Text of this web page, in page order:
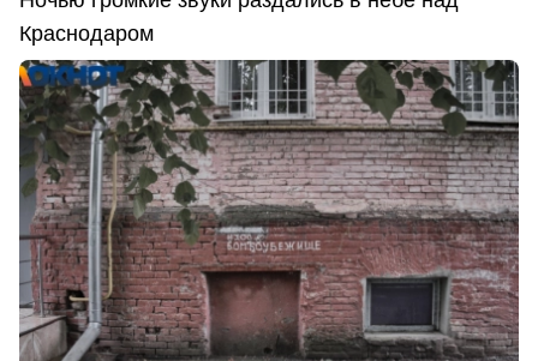
Краснодаром